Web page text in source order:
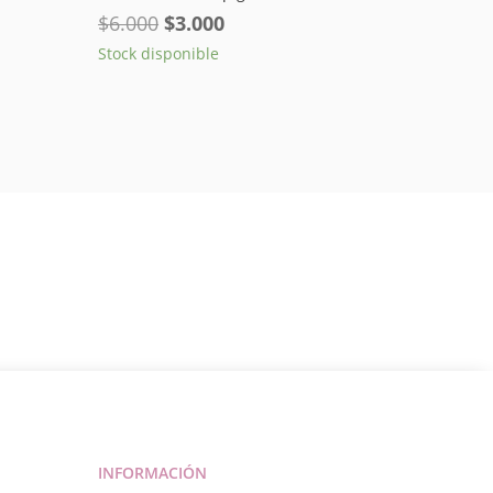
$6.000 El
precio
$3.000El
Stock disponible
INFORMACIÓN